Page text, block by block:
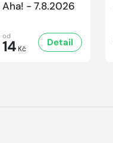
Aha! - 7.8.2026
od
14 Kč
Detail